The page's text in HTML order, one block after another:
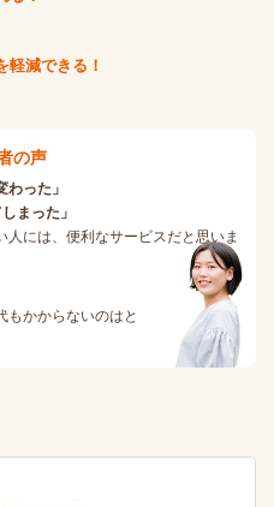
軽減できる！
の声
わった」
まった」
には、便利なサービスだと思いま
もかからないのはと